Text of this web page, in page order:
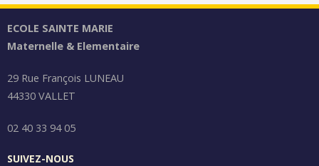
ECOLE SAINTE MARIE
Maternelle & Elementaire
29 Rue François LUNEAU
44330 VALLET
02 40 33 94 05
SUIVEZ-NOUS